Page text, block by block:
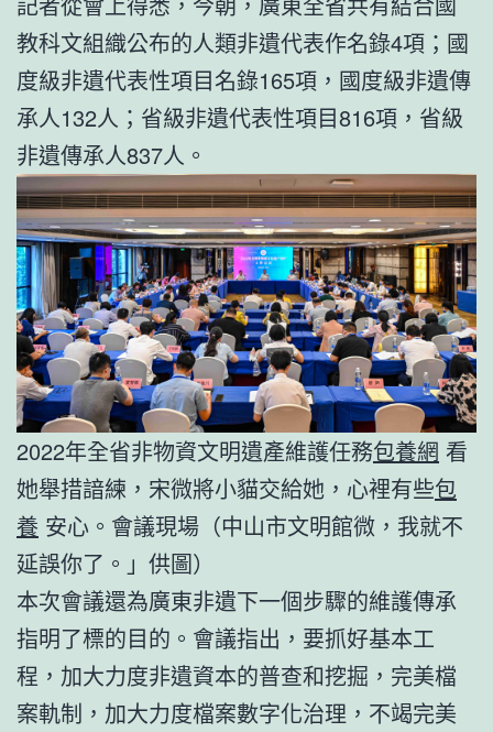
教科文組織公布的人類非遺代表作名錄4項；國
度級非遺代表性項目名錄165項，國度級非遺傳
承人132人；省級非遺代表性項目816項，省級
非遺傳承人837人。
2022年全省非物資文明遺產維護任務包養網 看
她舉措諳練，宋微將小貓交給她，心裡有些包
養 安心。會議現場（中山市文明館微，我就不
延誤你了。」供圖）
本次會議還為廣東非遺下一個步驟的維護傳承
指明了標的目的。會議指出，要抓好基本工
程，加大力度非遺資本的普查和挖掘，完美檔
案軌制，加大力度檔案數字化治理，不竭完美